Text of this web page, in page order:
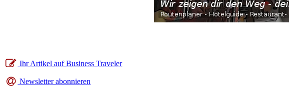
Ihr Artikel auf Business Traveler
Newsletter abonnieren